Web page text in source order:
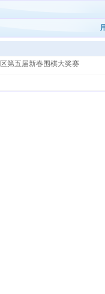
第五届新春围棋大奖赛